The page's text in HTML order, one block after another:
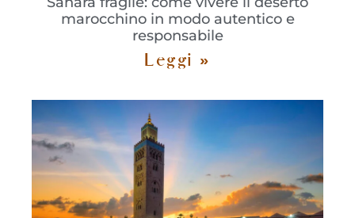
marocchino in modo autentico e
responsabile
Leggi »